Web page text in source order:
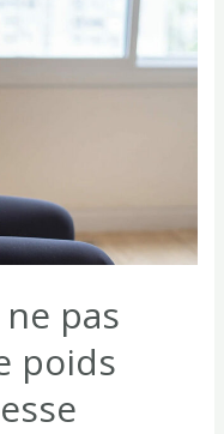
pas
poids